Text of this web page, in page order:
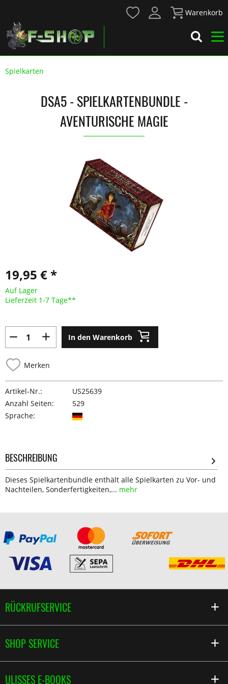
Warenkorb
Spielkarten
DSA5 - SPIELKARTENBUNDLE -
AVENTURISCHE MAGIE
19,95 € *
Auf Lager
Lieferzeit 1-7 Tage**
In den Warenkorb
Merken
Artikel-Nr.:
US25639
Anzahl Seiten:
529
Sprache:
BESCHREIBUNG
Dieses Spielkartenbundle enthält alle Spielkarten zu Vor- und
Nachteilen, Sonderfertigkeiten,... mehr
RÜCKRUFSERVICE
SHOP SERVICE
ULISSES E-BOOKS